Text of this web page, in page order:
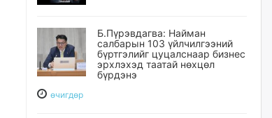
Б.Пүрэвдагва: Найман
салбарын 103 үйлчилгээний
бүртгэлийг цуцалснаар бизнес
эрхлэхэд таатай нөхцөл
бүрдэнэ
өчигдѳр